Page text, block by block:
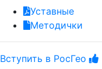
Уставные
Методички
Вступить в РосГео